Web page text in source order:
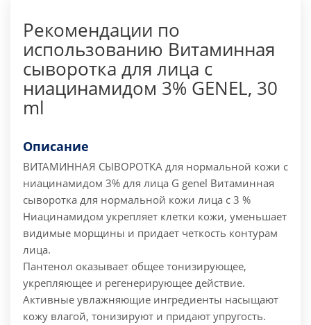
Рекомендации по
использованию Витаминная
сыворотка для лица с
ниацинамидом 3% GENEL, 30
ml
Описание
ВИТАМИННАЯ СЫВОРОТКА для нормальной кожи с
ниацинамидом 3% для лица G genel Витаминная
сыворотка для нормальной кожи лица с 3 %
Ниацинамидом укрепляет клетки кожи, уменьшает
видимые морщины и придает четкость контурам
лица.
Пантенол оказывает общее тонизирующее,
укрепляющее и регенерирующее действие.
Активные увлажняющие ингредиенты насыщают
кожу влагой, тонизируют и придают упругость.